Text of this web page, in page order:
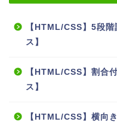
【HTML/CSS】5段
ス】
【HTML/CSS】割合
ス】
【HTML/CSS】横向